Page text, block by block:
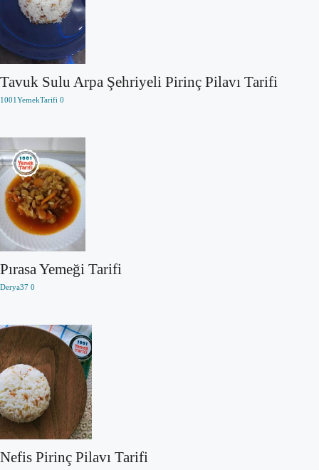
Tavuk Sulu Arpa Şehriyeli Pirinç Pilavı Tarifi
1001YemekTarifi 0
Pırasa Yemeği Tarifi
Derya37 0
Nefis Pirinç Pilavı Tarifi